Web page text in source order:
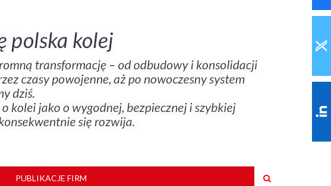
PUBLIKACJE FIRM